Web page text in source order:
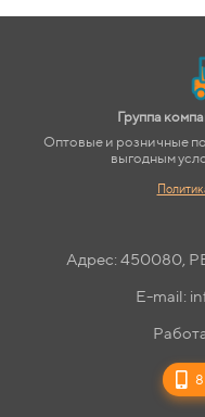
Группа
Оптовые и розничные
выгодным
Адрес: 450080,
E-mail: